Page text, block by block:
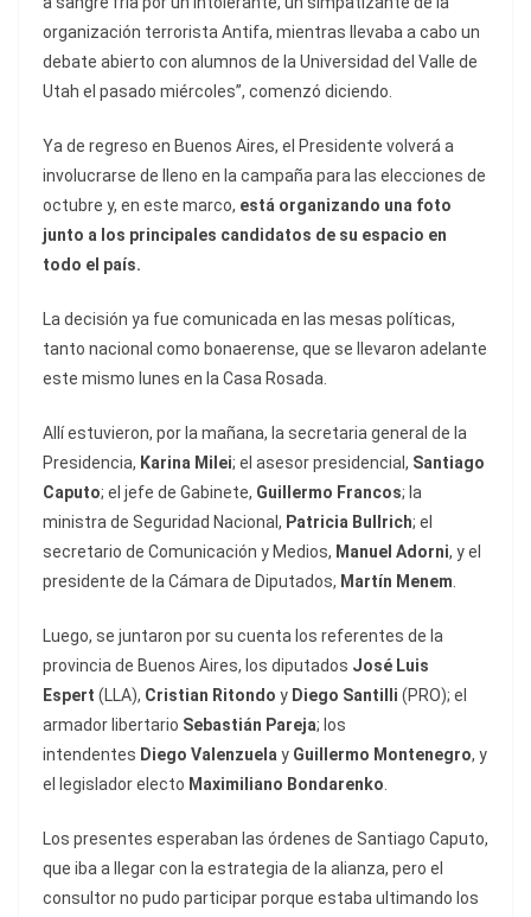
organización terrorista Antifa, mientras llevaba a cabo un
debate abierto con alumnos de la Universidad del Valle de
Utah el pasado miércoles”, comenzó diciendo.
Ya de regreso en Buenos Aires, el Presidente volverá a
involucrarse de lleno en la campaña para las elecciones de
octubre y, en este marco, está organizando una foto
junto a los principales candidatos de su espacio en
todo el país.
La decisión ya fue comunicada en las mesas políticas,
tanto nacional como bonaerense, que se llevaron adelante
este mismo lunes en la Casa Rosada.
Allí estuvieron, por la mañana, la secretaria general de la
Presidencia, Karina Milei; el asesor presidencial, Santiago
Caputo; el jefe de Gabinete, Guillermo Francos; la
ministra de Seguridad Nacional, Patricia Bullrich; el
secretario de Comunicación y Medios, Manuel Adorni, y el
presidente de la Cámara de Diputados, Martín Menem.
Luego, se juntaron por su cuenta los referentes de la
provincia de Buenos Aires, los diputados José Luis
Espert (LLA), Cristian Ritondo y Diego Santilli (PRO); el
armador libertario Sebastián Pareja; los
intendentes Diego Valenzuelay Guillermo Montenegro, y
el legislador electo Maximiliano Bondarenko.
Los presentes esperaban las órdenes de Santiago Caputo,
que iba a llegar con la estrategia de la alianza, pero el
consultor no pudo participar porque estaba ultimando los